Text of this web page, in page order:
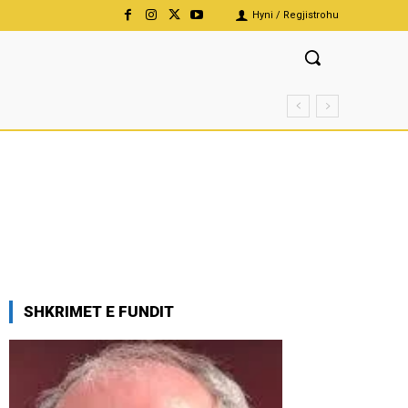
Hyni / Regjistrohu
SHKRIMET E FUNDIT